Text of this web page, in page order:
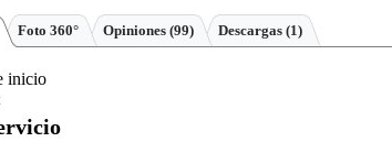
Foto 360° Opiniones (99) Descargas (1)
inicio